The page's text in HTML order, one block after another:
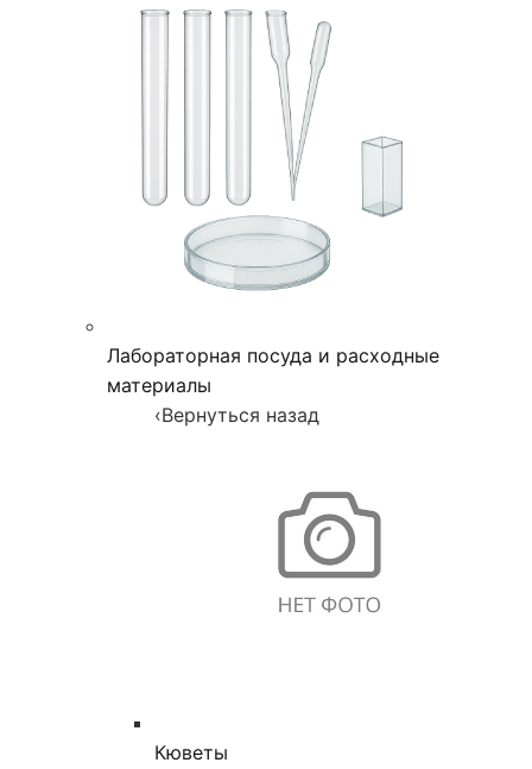
Лабораторная посуда и расходные
материалы
‹Вернуться назад
Кюветы